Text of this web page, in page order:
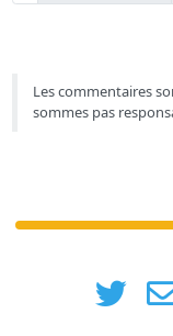
Les commentaires
sommes pas